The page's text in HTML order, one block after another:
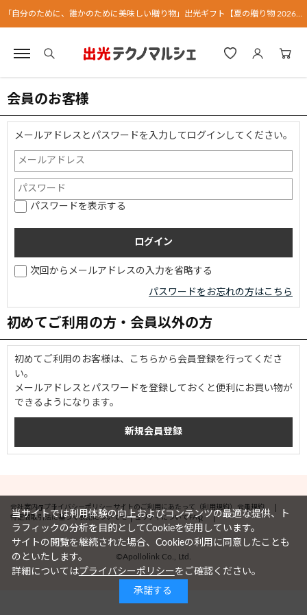
会員のお客様
メールアドレスとパスワードを入力してログインしてください。
パスワードを表示する
次回からメールアドレスの入力を省略する
パスワードをお忘れの方はこちら
初めてご利用の方・会員以外の方
初めてご利用のお客様は、こちらから会員登録を行ってくださ
い。
メールアドレスとパスワードを登録しておくと便利にお買い物が
できるようになります。
会社案内 プライバシーポリシー サイトのご利用にあたって（利用規約） 会員規約
特定商取引法に基づく表記についてセキュリティについてFAQ
©Apollolink Co., Ltd.
当サイトでは利用体験の向上およびコンテンツの最適な提供、ト
ラフィックの分析を目的としてCookieを使用しています。
サイトの閲覧を継続された場合、Cookieの利用に同意したことも
のといたします。
詳細についてはプライバシーポリシーをご確認ください。
承諾する